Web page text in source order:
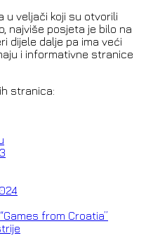
u veljači koji su otvorili
najviše posjeta je bilo na
dijele dalje pa ima veći
i informativne stranice
stranica:
from Croatia”